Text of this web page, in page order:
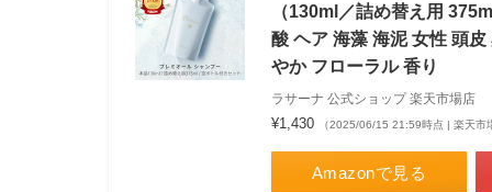
（130ml／詰め替え用
酸 ヘア 海藻 海泥 女性 頭
やか フローラル 香り
ラサーナ 公式ショップ 楽天市場店
¥1,430 （2025/06/15 21:59時点 | 楽天市
Amazonで見る